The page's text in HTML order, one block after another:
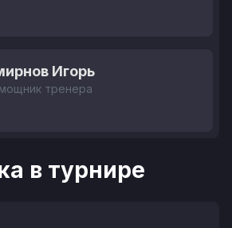
Игорь
тренера
в турнире